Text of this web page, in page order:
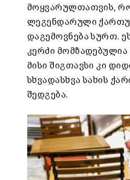
მოყვარულთათვის,
ლეგენდარული
დაგემოვნება სურთ.
კერძი
მისი შიგთავსი კი
სხვადასხვა სახის
შედგება.